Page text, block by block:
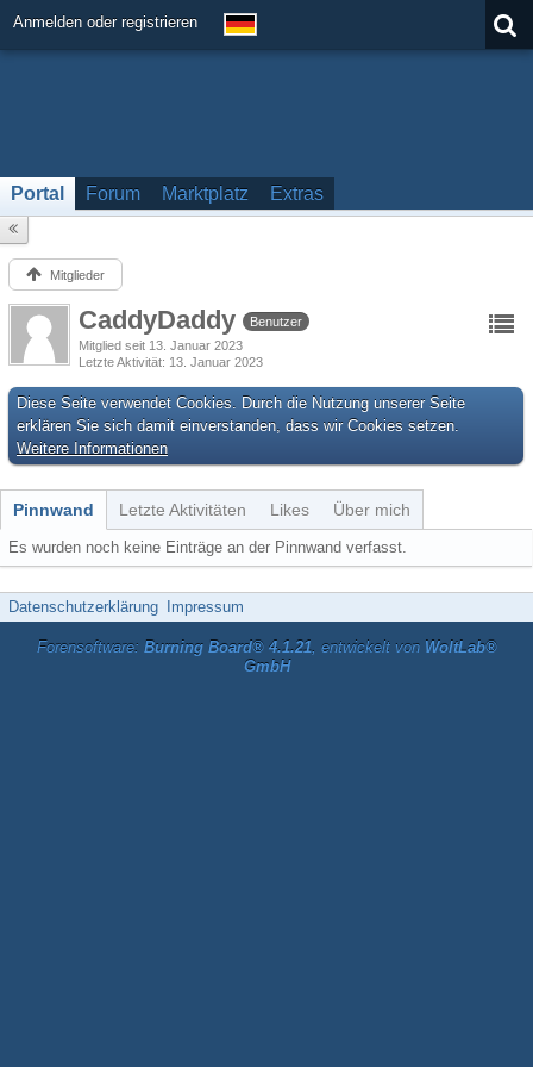
Anmelden oder registrieren
Portal Forum Marktplatz Extras
Mitglieder
CaddyDaddy
Benutzer
Mitglied seit 13. Januar 2023
Letzte Aktivität 13. Januar 2023
Diese Seite verwendet Cookies. Durch die Nutzung unserer Seite
erklären Sie sich damit einverstanden, dass wir Cookies setzen.
Weitere Informationen
Pinnwand Letzte Aktivitäten Likes Über mich
Es wurden noch keine Einträge an der Pinnwand verfasst.
Datenschutzerklärung Impressum
Forensoftware: Burning Board® 4.1.21, entwickelt von WoltLab®
GmbH